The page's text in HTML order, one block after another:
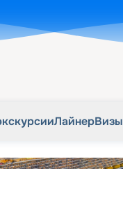
ЛайнерВизы